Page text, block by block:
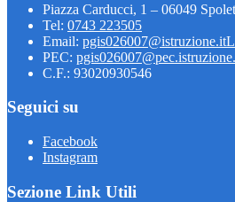
Piazza Carducci, 1 – 06049
Tel: 0743 223505
Email: pgis026007@istruzione.it
PEC:
C.F.: 93020930546
Seguici su
Facebook
Instagram
Sezione Link Utili